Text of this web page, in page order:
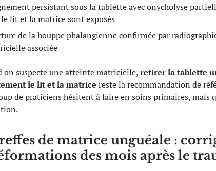
persistant sous la tablette avec onycholyse
lit et la matrice sont exposés
de la houppe phalangienne confirmée par
associée
on suspecte une atteinte matricielle,retirer la tablette
le lit et la matrice reste la recommandation de
de praticiens hésitent à faire en soins primaires,
de matrice unguéale :
des mois après le